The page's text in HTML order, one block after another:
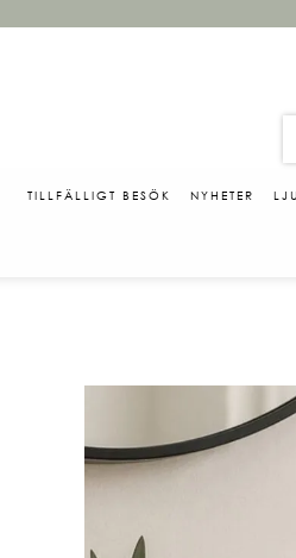
TILLFÄLLIGT BESÖK NYHETER